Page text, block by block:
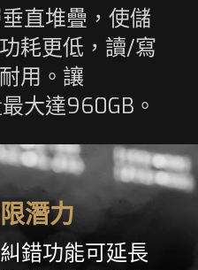
直堆疊，使儲
耗更低，讀/寫
用。讓
大達960GB。
潛力
錯功能可延長